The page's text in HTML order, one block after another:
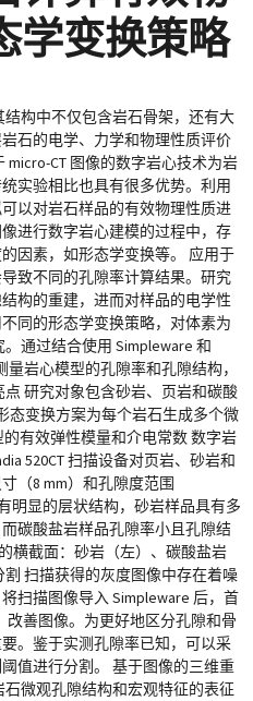
学变换策略
构中不仅包含岩石骨架，还有大
石的电学、力学和物理性质评价
CT 图像的数字岩心技术为岩
实验相比也具有很多优势。利用
以对岩石样品的有效物理性质进
进行数字岩心建模的过程中，存
因素，如形态学变换等。 应用于
致不同的孔隙率计算结果。研究
构的重建，进而对样品的电学性
同的形态学变换策略，对体素为
通过结合使用 Simpleware 和
量岩心模型的孔隙率和孔隙结构，
研究对象包含砂岩、页岩和碳酸
态变换方案为每个岩石生成多个微
的有效弹性模量和介电常数 数字岩
520CT 扫描设备对页岩、砂岩和
（8 mm）和孔隙度范围
明显的层状结构，砂岩样品具有多
碳酸盐岩样品孔隙率小且孔隙结
横截面：砂岩（左）、碳酸盐岩
割 扫描获得的灰度图像中存在着噪
扫描图像导入 Simpleware 后，首
善图像。为更好地区分孔隙和骨
。鉴于实测孔隙率已知，可以采
值进行分割。 基于图像的三维重
微观孔隙结构和宏观特征的表征